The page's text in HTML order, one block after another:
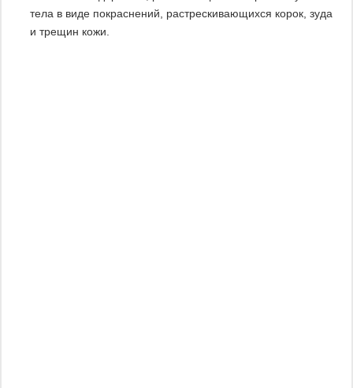
тела в виде покраснений, растрескивающихся корок, зуда
и трещин кожи.